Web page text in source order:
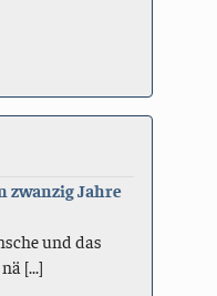
zwanzig Jahre
und das
[...]